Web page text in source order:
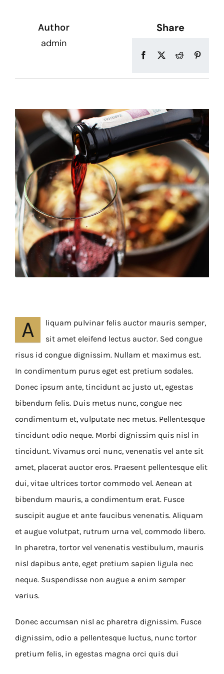
Author
admin
Share
A
liquam pulvinar felis auctor mauris semper,
sit amet eleifend lectus auctor. Sed congue
risus id congue dignissim. Nullam et maximus est.
In condimentum purus eget est pretium sodales.
Donec ipsum ante, tincidunt ac justo ut, egestas
bibendum felis. Duis metus nunc, congue nec
condimentum et, vulputate nec metus. Pellentesque
tincidunt odio neque. Morbi dignissim quis nisl in
tincidunt. Vivamus orci nunc, venenatis vel ante sit
amet, placerat auctor eros. Praesent pellentesque elit
dui, vitae ultrices tortor commodo vel. Aenean at
bibendum mauris, a condimentum erat. Fusce
suscipit augue et ante faucibus venenatis. Aliquam
et augue volutpat, rutrum urna vel, commodo libero.
In pharetra, tortor vel venenatis vestibulum, mauris
nisl dapibus ante, eget pretium sapien ligula nec
neque. Suspendisse non augue a enim semper
varius.
Donec accumsan nisl ac pharetra dignissim. Fusce
dignissim, odio a pellentesque luctus, nunc tortor
pretium felis, in egestas magna orci quis dui